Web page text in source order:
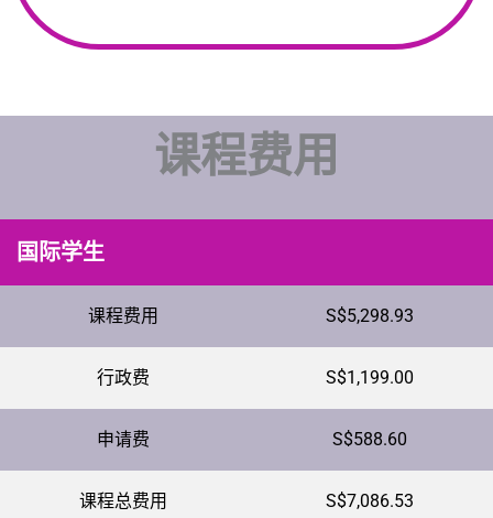
课程费用
国际学生
课程费用 S$5,298.93
行政费 S$1,199.00
申请费 S$588.60
课程总费用 S$7,086.53